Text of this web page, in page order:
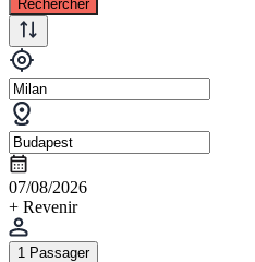
Rechercher
07/08/2026
+ Revenir
1 Passager